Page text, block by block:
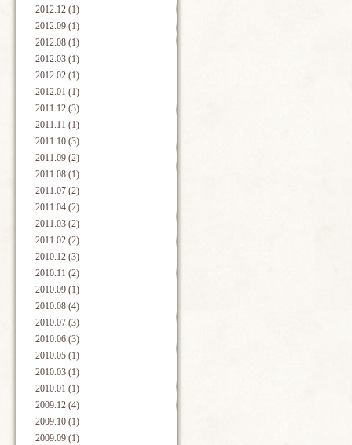
2012.12 (1)
2012.09 (1)
2012.08 (1)
2012.03 (1)
2012.02 (1)
2012.01 (1)
2011.12 (3)
2011.11 (1)
2011.10 (3)
2011.09 (2)
2011.08 (1)
2011.07 (2)
2011.04 (2)
2011.03 (2)
2011.02 (2)
2010.12 (3)
2010.11 (2)
2010.09 (1)
2010.08 (4)
2010.07 (3)
2010.06 (3)
2010.05 (1)
2010.03 (1)
2010.01 (1)
2009.12 (4)
2009.10 (1)
2009.09 (1)